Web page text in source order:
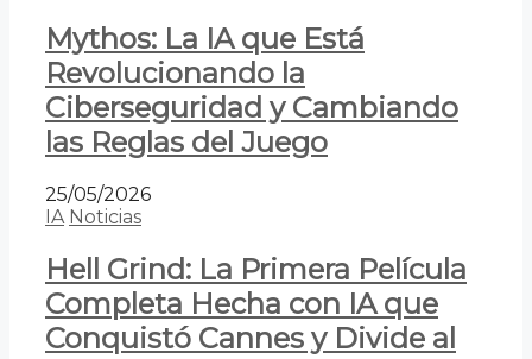
Mythos: La IA que Está
Revolucionando la
Ciberseguridad y Cambiando
las Reglas del Juego
25/05/2026
IA Noticias
Hell Grind: La Primera Película
Completa Hecha con IA que
Conquistó Cannes y Divide al